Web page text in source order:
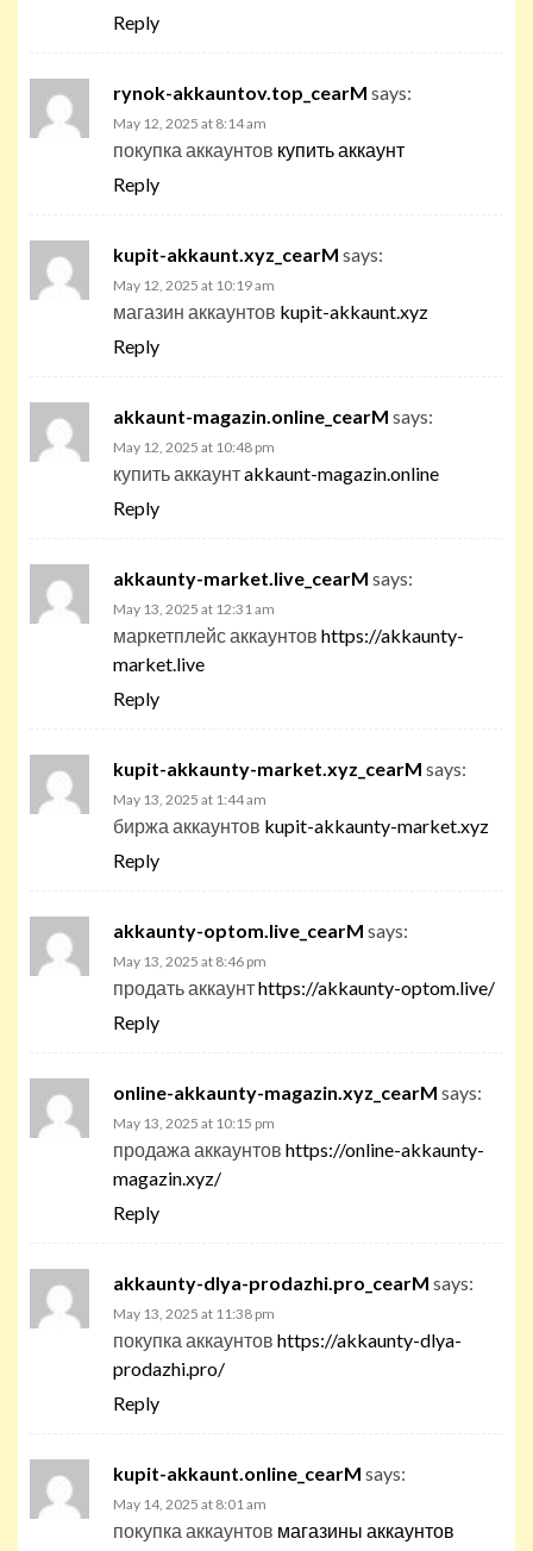
Reply
rynok-akkauntov.top_cearM says:
May 12, 2025 at 8:14 am
покупка аккаунтов купить аккаунт
Reply
kupit-akkaunt.xyz_cearM says:
May 12, 2025 at 10:19 am
магазин аккаунтов kupit-akkaunt.xyz
Reply
akkaunt-magazin.online_cearM says:
May 12, 2025 at 10:48 pm
купить аккаунтakkaunt-magazin.online
Reply
akkaunty-market.live_cearM says:
May 13, 2025 at 12:31 am
маркетплейс аккаунтов https://akkaunty-
market.live
Reply
kupit-akkaunty-market.xyz_cearM says:
May 13, 2025 at 1:44 am
биржа аккаунтов kupit-akkaunty-market.xyz
Reply
akkaunty-optom.live_cearM says:
May 13, 2025 at 8:46 pm
продать аккаунтhttps://akkaunty-optom.live/
Reply
online-akkaunty-magazin.xyz_cearM says:
May 13, 2025 at 10:15 pm
продажа аккаунтов https://online-akkaunty-
magazin.xyz/
Reply
akkaunty-dlya-prodazhi.pro_cearM says:
May 13, 2025 at 11:38 pm
покупка аккаунтов https://akkaunty-dlya-
prodazhi.pro/
Reply
kupit-akkaunt.online_cearM says:
May 14, 2025 at 8:01 am
покупка аккаунтов магазины аккаунтов